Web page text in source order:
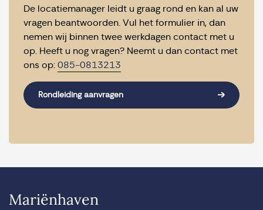
De locatiemanager leidt u graag rond en kan al uw
vragen beantwoorden. Vul het formulier in, dan
nemen wij binnen twee werkdagen contact met u
op. Heeft u nog vragen? Neemt u dan contact met
ons op: 085-0813213
Rondleiding aanvragen
Mariënhaven